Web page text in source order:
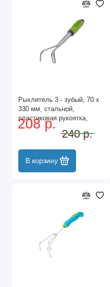
Рыхлитель 3 - зубый, 70 х
330 мм, стальной,
пластиковая рукоятка,
Connect, Palisad
208 р.
240 р.
В корзину